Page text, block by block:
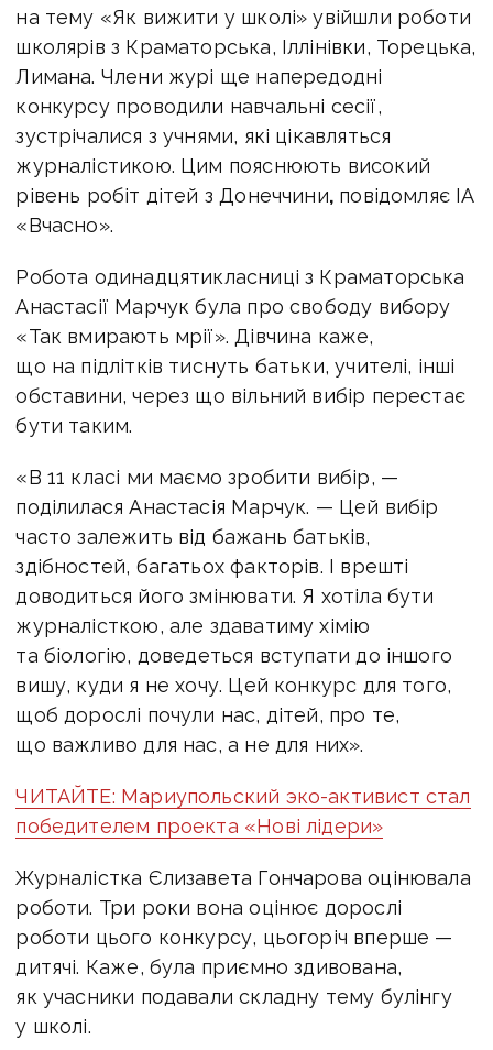
на тему «Як вижити у школі» увійшли роботи
школярів з Краматорська, Іллінівки, Торецька,
Лимана. Члени журі ще напередодні
конкурсу проводили навчальні сесії,
зустрічалися з учнями, які цікавляться
журналістикою. Цим пояснюють високий
рівень робіт дітей з Донеччини, повідомляє ІА
«Вчасно».
Робота одинадцятикласниці з Краматорська
Анастасії Марчук була про свободу вибору
«Так вмирають мрії». Дівчина каже,
що на підлітків тиснуть батьки, учителі, інші
обставини, через що вільний вибір перестає
бути таким.
«В 11 класі ми маємо зробити вибір, —
поділилася Анастасія Марчук. — Цей вибір
часто залежить від бажань батьків,
здібностей, багатьох факторів. І врешті
доводиться його змінювати. Я хотіла бути
журналісткою, але здаватиму хімію
та біологію, доведеться вступати до іншого
вишу, куди я не хочу. Цей конкурс для того,
щоб дорослі почули нас, дітей, про те,
що важливо для нас, а не для них».
ЧИТАЙТЕ: Мариупольский эко-активист стал
победителем проекта «Нові лідери»
Журналістка Єлизавета Гончарова оцінювала
роботи. Три роки вона оцінює дорослі
роботи цього конкурсу, цьогоріч вперше —
дитячі. Каже, була приємно здивована,
як учасники подавали складну тему булінгу
у школі.